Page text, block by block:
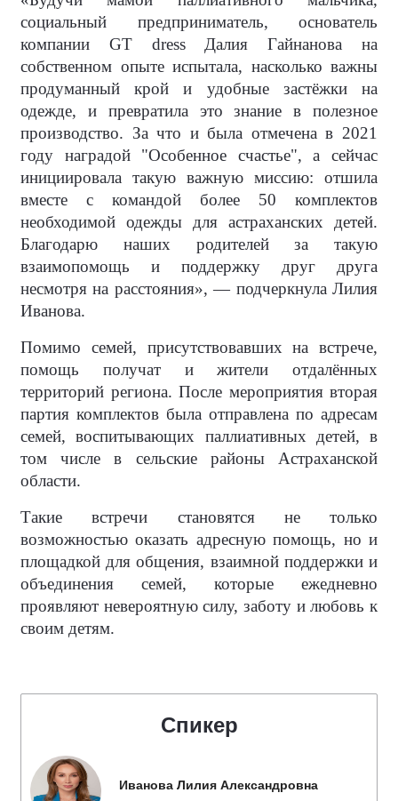
социальный предприниматель, основатель
компании GT dress Далия Гайнанова на
собственном опыте испытала, насколько важны
продуманный крой и удобные застёжки на
одежде, и превратила это знание в полезное
производство. За что и была отмечена в 2021
году наградой "Особенное счастье", а сейчас
инициировала такую важную миссию: отшила
вместе с командой более 50 комплектов
необходимой одежды для астраханских детей.
Благодарю наших родителей за такую
взаимопомощь и поддержку друг друга
несмотря на расстояния», — подчеркнула Лилия
Иванова.
Помимо семей, присутствовавших на встрече,
помощь получат и жители отдалённых
территорий региона. После мероприятия вторая
партия комплектов была отправлена по адресам
семей, воспитывающих паллиативных детей, в
том числе в сельские районы Астраханской
области.
Такие встречи становятся не только
возможностью оказать адресную помощь, но и
площадкой для общения, взаимной поддержки и
объединения семей, которые ежедневно
проявляют невероятную силу, заботу и любовь к
своим детям.
Спикер
Иванова Лилия Александровна